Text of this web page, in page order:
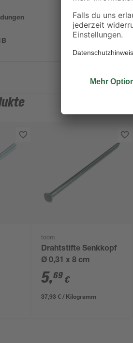
toom
Drahtstifte Senkkopf
Ø 0,31 x 8 cm
5,69 €
37,93 € / Kilogramm